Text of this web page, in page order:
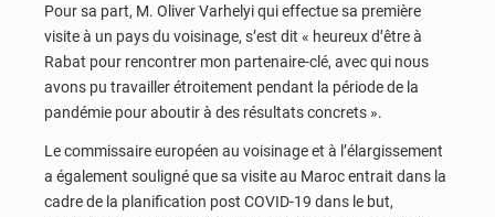
Pour sa part, M. Oliver Varhelyi qui effectue sa première
visite à un pays du voisinage, s’est dit « heureux d’être à
Rabat pour rencontrer mon partenaire-clé, avec qui nous
avons pu travailler étroitement pendant la période de la
pandémie pour aboutir à des résultats concrets ».
Le commissaire européen au voisinage et à l’élargissement
a également souligné que sa visite au Maroc entrait dans la
cadre de la planification post COVID-19 dans le but,